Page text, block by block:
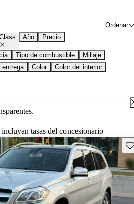
Ordenar
Año Precio
Tipo de combustible
Millaje
Color
Color del interior
tasas del concesionario